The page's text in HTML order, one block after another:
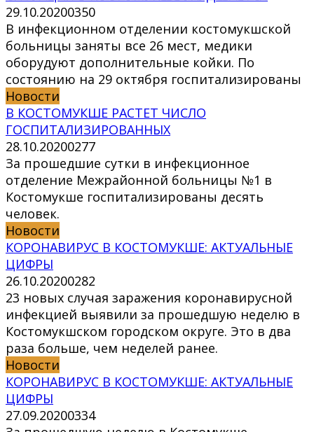
29.10.20200350
В инфекционном отделении костомукшской
больницы заняты все 26 мест, медики
оборудуют дополнительные койки. По
состоянию на 29 октября госпитализированы
Новости
В КОСТОМУКШЕ РАСТЕТ ЧИСЛО
ГОСПИТАЛИЗИРОВАННЫХ
28.10.20200277
За прошедшие сутки в инфекционное
отделение Межрайонной больницы №1 в
Костомукше госпитализированы десять
человек.
Новости
КОРОНАВИРУС В КОСТОМУКШЕ: АКТУАЛЬНЫЕ
ЦИФРЫ
26.10.20200282
23 новых случая заражения коронавирусной
инфекцией выявили за прошедшую неделю в
Костомукшском городском округе. Это в два
раза больше, чем неделей ранее.
Новости
КОРОНАВИРУС В КОСТОМУКШЕ: АКТУАЛЬНЫЕ
ЦИФРЫ
27.09.20200334